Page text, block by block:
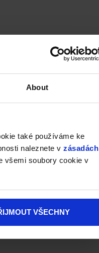
About
také používáme ke
naleznete v zásadách
všemi soubory cookie v
VŠECHNY